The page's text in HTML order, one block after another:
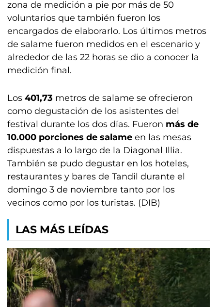
zona de medición a pie por más de 50
voluntarios que también fueron los
encargados de elaborarlo. Los últimos metros
de salame fueron medidos en el escenario y
alrededor de las 22 horas se dio a conocer la
medición final.
Los 401,73 metros de salame se ofrecieron
como degustación de los asistentes del
festival durante los dos días. Fueron más de
10.000 porciones de salame en las mesas
dispuestas a lo largo de la Diagonal Illia.
También se pudo degustar en los hoteles,
restaurantes y bares de Tandil durante el
domingo 3 de noviembre tanto por los
vecinos como por los turistas. (DIB)
LAS MÁS LEÍDAS